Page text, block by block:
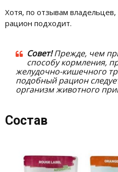
Хотя, по отзывам
рацион подходит.
Совет!Прежде, чем
способу кормления,
желудочно-кишечного
подобный рацион
организм животного
Состав